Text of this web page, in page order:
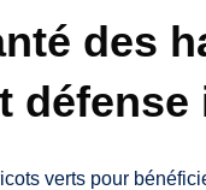
des
verts pour